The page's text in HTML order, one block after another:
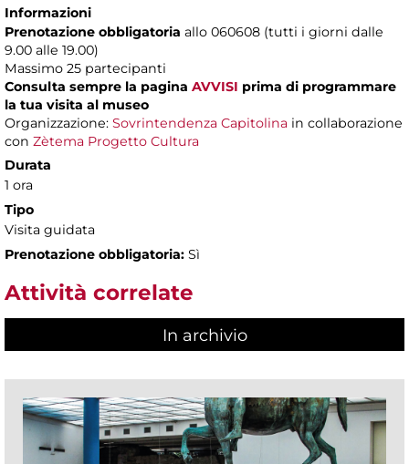
Informazioni
Prenotazione obbligatoria allo 060608 (tutti i giorni dalle
9.00 alle 19.00)
Massimo 25 partecipanti
Consulta sempre la pagina AVVISI prima di programmare
la tua visita al museo
Organizzazione: Sovrintendenza Capitolina in collaborazione
con Zètema Progetto Cultura
Durata
1 ora
Tipo
Visita guidata
Prenotazione obbligatoria: Sì
Attività correlate
In archivio